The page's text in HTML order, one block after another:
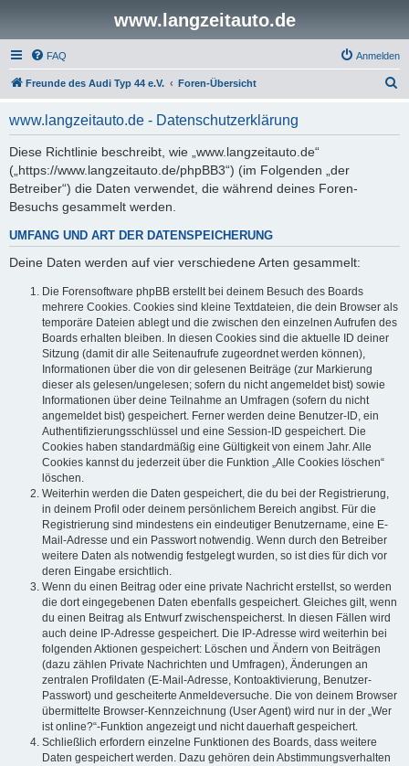
www.langzeitauto.de
FAQ Anmelden
Freunde des Audi Typ 44 e.V. Foren-Übersicht
www.langzeitauto.de - Datenschutzerklärung
Diese Richtlinie beschreibt, wie „www.langzeitauto.de“
(„https://www.langzeitauto.de/phpBB3“) (im Folgenden „der
Betreiber“) die Daten verwendet, die während deines Foren-
Besuchs gesammelt werden.
UMFANG UND ART DER DATENSPEICHERUNG
Deine Daten werden auf vier verschiedene Arten gesammelt:
Die Forensoftware phpBB erstellt bei deinem Besuch des Boards
mehrere Cookies. Cookies sind kleine Textdateien, die dein Browser als
temporäre Dateien ablegt und die zwischen den einzelnen Aufrufen des
Boards erhalten bleiben. In diesen Cookies sind die aktuelle ID deiner
Sitzung (damit dir alle Seitenaufrufe zugeordnet werden können),
Informationen über die von dir gelesenen Beiträge (zur Markierung
dieser als gelesen/ungelesen; sofern du nicht angemeldet bist) sowie
Informationen über deine Teilnahme an Umfragen (sofern du nicht
angemeldet bist) gespeichert. Ferner werden deine Benutzer-ID, ein
Authentifizierungsschlüssel und eine Session-ID gespeichert. Die
Cookies haben standardmäßig eine Gültigkeit von einem Jahr. Alle
Cookies kannst du jederzeit über die Funktion „Alle Cookies löschen“
löschen.
Weiterhin werden die Daten gespeichert, die du bei der Registrierung,
in deinem Profil oder deinem persönlichem Bereich angibst. Für die
Registrierung sind mindestens ein eindeutiger Benutzername, eine E-
Mail-Adresse und ein Passwort notwendig. Wenn durch den Betreiber
weitere Daten als notwendig festgelegt wurden, so ist dies für dich vor
deren Eingabe ersichtlich.
Wenn du einen Beitrag oder eine private Nachricht erstellst, so werden
die dort eingegebenen Daten ebenfalls gespeichert. Gleiches gilt, wenn
du einen Beitrag als Entwurf zwischenspeicherst. In diesen Fällen wird
auch deine IP-Adresse gespeichert. Die IP-Adresse wird weiterhin bei
folgenden Aktionen gespeichert: Löschen und Ändern von Beiträgen
(dazu zählen Private Nachrichten und Umfragen), Änderungen an
zentralen Profildaten (E-Mail-Adresse, Kontoaktivierung, Benutzer-
Passwort) und gescheiterte Anmeldeversuche. Die von deinem Browser
übermittelte Browser-Kennzeichnung (User Agent) wird nur in der „Wer
ist online?“-Funktion angezeigt und nicht dauerhaft gespeichert.
Schließlich erfordern einzelne Funktionen des Boards, dass weitere
Daten gespeichert werden. Dazu gehören dein Abstimmungsverhalten